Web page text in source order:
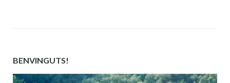
BENVINGUTS!